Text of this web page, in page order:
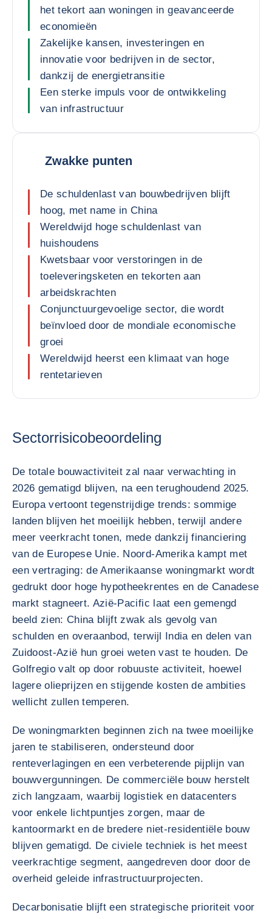
het tekort aan woningen in geavanceerde
economieën
Zakelijke kansen, investeringen en
innovatie voor bedrijven in de sector,
dankzij de energietransitie
Een sterke impuls voor de ontwikkeling
van infrastructuur
Zwakke punten
De schuldenlast van bouwbedrijven blijft
hoog, met name in China
Wereldwijd hoge schuldenlast van
huishoudens
Kwetsbaar voor verstoringen in de
toeleveringsketen en tekorten aan
arbeidskrachten
Conjunctuurgevoelige sector, die wordt
beïnvloed door de mondiale economische
groei
Wereldwijd heerst een klimaat van hoge
rentetarieven
Sectorrisicobeoordeling
De totale bouwactiviteit zal naar verwachting in
2026 gematigd blijven, na een terughoudend 2025.
Europa vertoont tegenstrijdige trends: sommige
landen blijven het moeilijk hebben, terwijl andere
meer veerkracht tonen, mede dankzij financiering
van de Europese Unie. Noord-Amerika kampt met
een vertraging: de Amerikaanse woningmarkt wordt
gedrukt door hoge hypotheekrentes en de Canadese
markt stagneert. Azië-Pacific laat een gemengd
beeld zien: China blijft zwak als gevolg van
schulden en overaanbod, terwijl India en delen van
Zuidoost-Azië hun groei weten vast te houden. De
Golfregio valt op door robuuste activiteit, hoewel
lagere olieprijzen en stijgende kosten de ambities
wellicht zullen temperen.
De woningmarkten beginnen zich na twee moeilijke
jaren te stabiliseren, ondersteund door
renteverlagingen en een verbeterende pijplijn van
bouwvergunningen. De commerciële bouw herstelt
zich langzaam, waarbij logistiek en datacenters
voor enkele lichtpuntjes zorgen, maar de
kantoormarkt en de bredere niet-residentiële bouw
blijven gematigd. De civiele techniek is het meest
veerkrachtige segment, aangedreven door door de
overheid geleide infrastructuurprojecten.
Decarbonisatie blijft een strategische prioriteit voor